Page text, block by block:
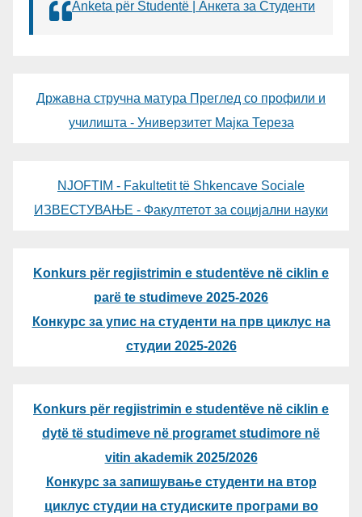
Anketa për Studentë | Анкета за Студенти
Државна стручна матура Преглед со профили и
училишта - Универзитет Мајка Тереза
NJOFTIM - Fakultetit të Shkencave Sociale
ИЗВЕСТУВАЊЕ - Факултетот за социјални науки
Konkurs për regjistrimin e studentëve në ciklin e
parë te studimeve 2025-2026
Конкурс за упис на студенти на прв циклус на
студии 2025-2026
Konkurs për regjistrimin e studentëve në ciklin e
dytë të studimeve në programet studimore në
vitin akademik 2025/2026
Конкурс за запишување студенти на втор
циклус студии на студиските програми во